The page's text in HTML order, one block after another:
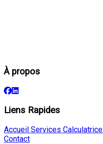
À propos
Liens Rapides
Accueil Services Calculatrice
Contact